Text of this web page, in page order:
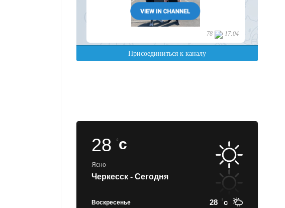
28c
Ясно
Черкесск - Сегодня
Воскресенье 28 c